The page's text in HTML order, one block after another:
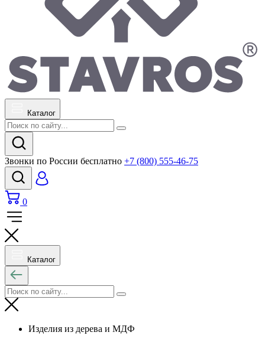
Каталог
Звонки по России бесплатно +7 (800) 555-46-75
0
Каталог
Изделия из дерева и МДФ